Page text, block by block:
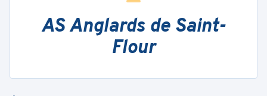
AS Anglards de Saint-
Flour